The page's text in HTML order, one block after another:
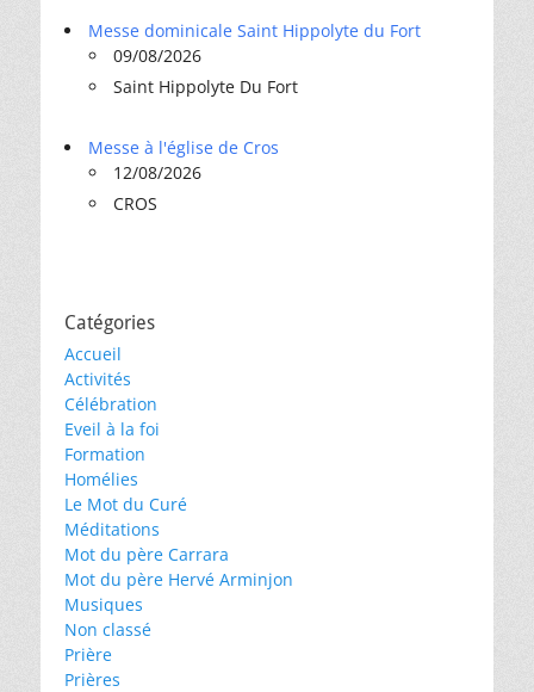
Messe dominicale Saint Hippolyte du Fort
09/08/2026
Saint Hippolyte Du Fort
Messe à l'église de Cros
12/08/2026
CROS
Catégories
Accueil
Activités
Célébration
Eveil à la foi
Formation
Homélies
Le Mot du Curé
Méditations
Mot du père Carrara
Mot du père Hervé Arminjon
Musiques
Non classé
Prière
Prières